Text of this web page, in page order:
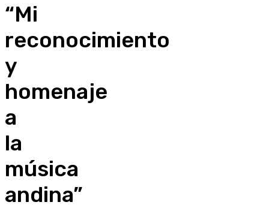
“Mi
reconocimiento
y
homenaje
a
la
música
andina”